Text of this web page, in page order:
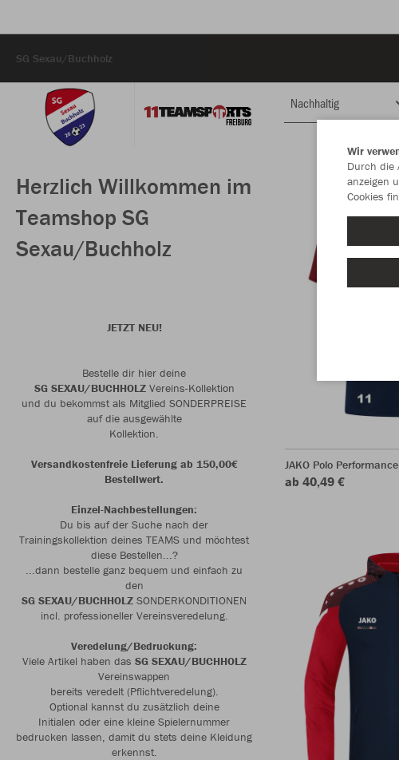
SG Sexau/Buchholz
Herzlich Willkommen im
Teamshop SG
Sexau/Buchholz
JETZT NEU!
Bestelle dir hier deine
SG SEXAU/BUCHHOLZVereins-Kollektion
und du bekommst als Mitglied SONDERPREISE
auf die ausgewählte
Kollektion.
Versandkostenfreie Lieferung ab 150,00€
Bestellwert.
Einzel-Nachbestellungen:
Du bis auf der Suche nach der
Trainingskollektion deines TEAMS und möchtest
diese Bestellen...?
...dann bestelle ganz bequem und einfach zu
den
SG SEXAU/BUCHHOLZ SONDERKONDITIONEN
incl. professioneller Vereinsveredelung.
Veredelung/Bedruckung:
Viele Artikel haben das SG SEXAU/BUCHHOLZ
Vereinswappen
bereits veredelt (Pflichtveredelung).
Optional kannst du zusätzlich deine
Initialen oder eine kleine Spielernummer
bedrucken lassen, damit du stets deine Kleidung
erkennst.
Nachhaltig
JAKO Polo Performance
ab 40,49 €
Wir
Durch die
anzeigen
Cookies